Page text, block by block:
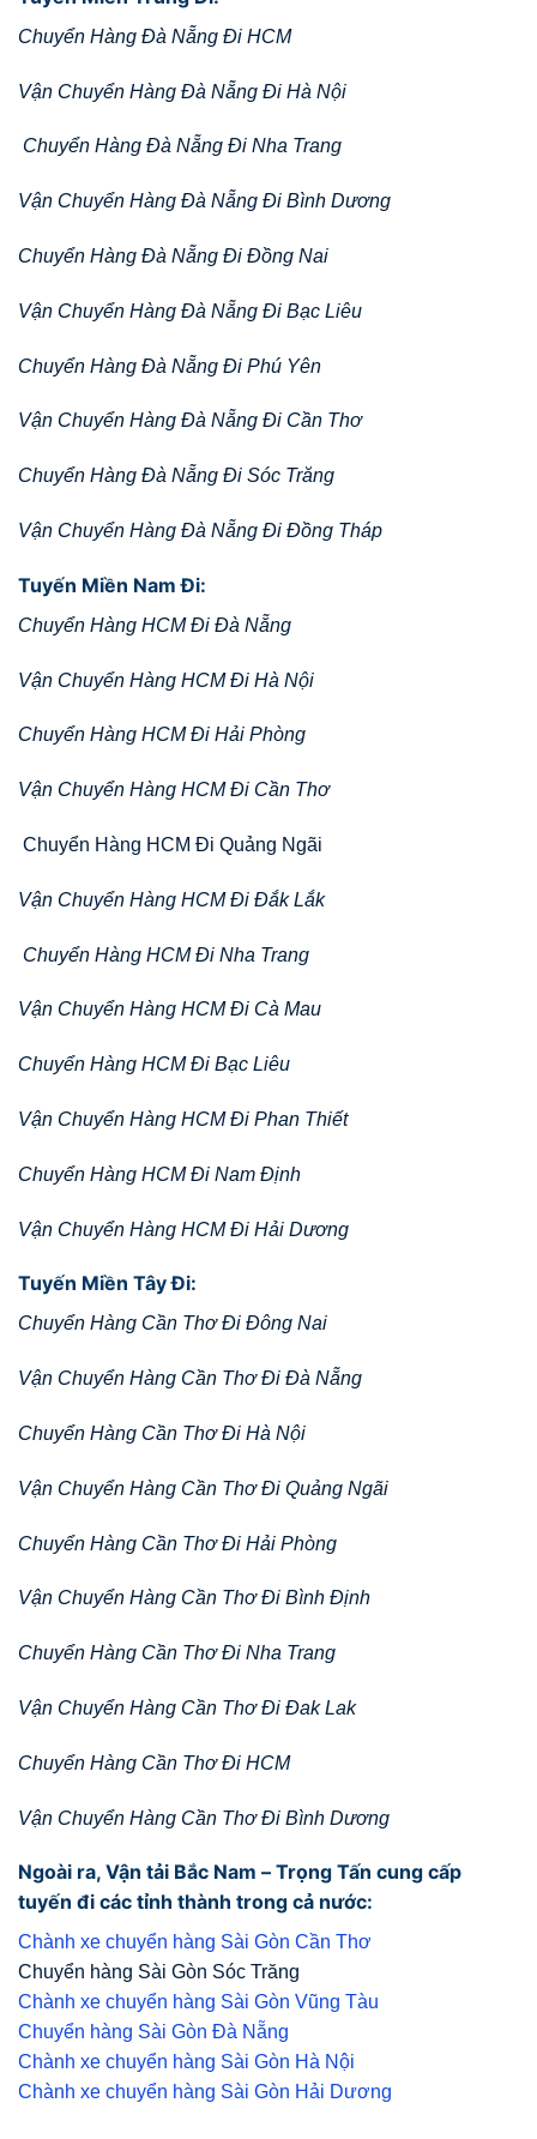
Chuyển Hàng Đà Nẵng Đi HCM
Vận Chuyển Hàng Đà Nẵng Đi Hà Nội
Chuyển Hàng Đà Nẵng Đi Nha Trang
Vận Chuyển Hàng Đà Nẵng Đi Bình Dương
Chuyển Hàng Đà Nẵng Đi Đồng Nai
Vận Chuyển Hàng Đà Nẵng Đi Bạc Liêu
Chuyển Hàng Đà Nẵng Đi Phú Yên
Vận Chuyển Hàng Đà Nẵng Đi Cần Thơ
Chuyển Hàng Đà Nẵng Đi Sóc Trăng
Vận Chuyển Hàng Đà Nẵng Đi Đồng Tháp
Tuyến Miền Nam Đi:
Chuyển Hàng HCM Đi Đà Nẵng
Vận Chuyển Hàng HCM Đi Hà Nội
Chuyển Hàng HCM Đi Hải Phòng
Vận Chuyển Hàng HCM Đi Cần Thơ
Chuyển Hàng HCM Đi Quảng Ngãi
Vận Chuyển Hàng HCM Đi Đắk Lắk
Chuyển Hàng HCM Đi Nha Trang
Vận Chuyển Hàng HCM Đi Cà Mau
Chuyển Hàng HCM Đi Bạc Liêu
Vận Chuyển Hàng HCM Đi Phan Thiết
Chuyển Hàng HCM Đi Nam Định
Vận Chuyển Hàng HCM Đi Hải Dương
Tuyến Miền Tây Đi:
Chuyển Hàng Cần Thơ Đi Đông Nai
Vận Chuyển Hàng Cần Thơ Đi Đà Nẵng
Chuyển Hàng Cần Thơ Đi Hà Nội
Vận Chuyển Hàng Cần Thơ Đi Quảng Ngãi
Chuyển Hàng Cần Thơ Đi Hải Phòng
Vận Chuyển Hàng Cần Thơ Đi Bình Định
Chuyển Hàng Cần Thơ Đi Nha Trang
Vận Chuyển Hàng Cần Thơ Đi Đak Lak
Chuyển Hàng Cần Thơ Đi HCM
Vận Chuyển Hàng Cần Thơ Đi Bình Dương
Ngoài ra, Vận tải Bắc Nam – Trọng Tấn cung cấp
tuyến đi các tỉnh thành trong cả nước:
Chành xe chuyển hàng Sài Gòn Cần Thơ
Chuyển hàng Sài Gòn Sóc Trăng
Chành xe chuyển hàng Sài Gòn Vũng Tàu
Chuyển hàng Sài Gòn Đà Nẵng
Chành xe chuyển hàng Sài Gòn Hà Nội
Chành xe chuyển hàng Sài Gòn Hải Dương